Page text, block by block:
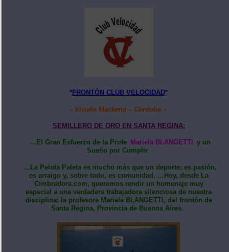
* FRONTÒN CLUB VELOCIDAD*
- Vicuña Mackena – Còrdoba –
SEMILLERO DE ORO EN SANTA REGINA:
…El Gran Esfuerzo de la Profe Mariela BLANGETTI
y un
Sueño por Cumplir
…La Pelota Paleta es mucho más que un deporte; es pasión,
es arraigo y, sobre todo, es comunidad. …Hoy, desde La
Cimbradora.com, queremos rendir un homenaje muy
especial a una verdadera trabajadora silenciosa de nuestra
disciplina: la profesora Mariela BLANGETTI, del frontón de
Santa Regina, Provincia de Buenos Aires.